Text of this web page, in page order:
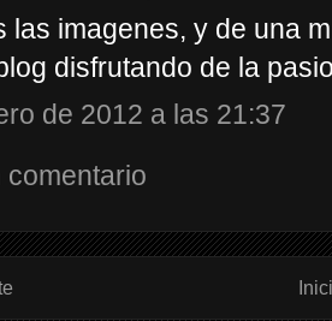
las imagenes, y de una
disfrutando de la
de 2012 a las 21:37
comentario